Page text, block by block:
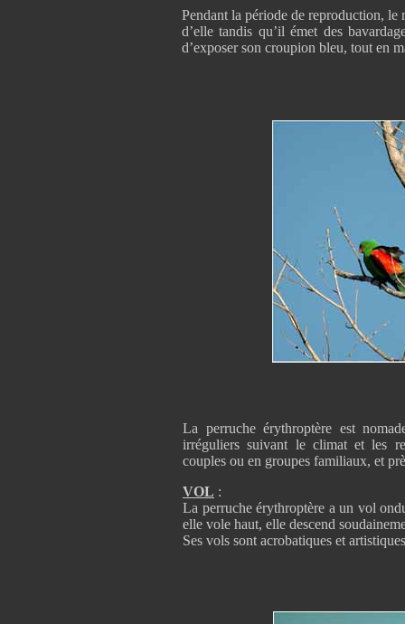
Pendant la période de reproduction,
d’elle tandis qu’il émet des
d’exposer son croupion bleu, tout en
La perruche érythroptère est
irréguliers suivant le climat et les
couples ou en groupes familiaux,
VOL :
La perruche érythroptère a un vol
elle vole haut, elle descend
Ses vols sont acrobatiques et